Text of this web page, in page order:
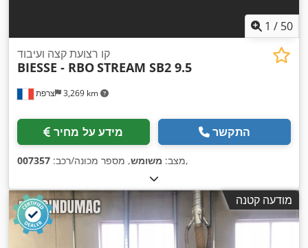
1 / 50
צרפת 3,269 km
קו רצועת קצה ועיבוד
BIESSE - RBOSTREAM SB2 9.5
מידע על מחיר התקשר
מצב: משומש, מספר מכונה/רכב: 007357 ,
מודעה קטנה